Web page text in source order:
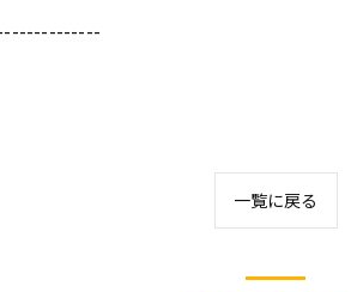
一覧に戻る